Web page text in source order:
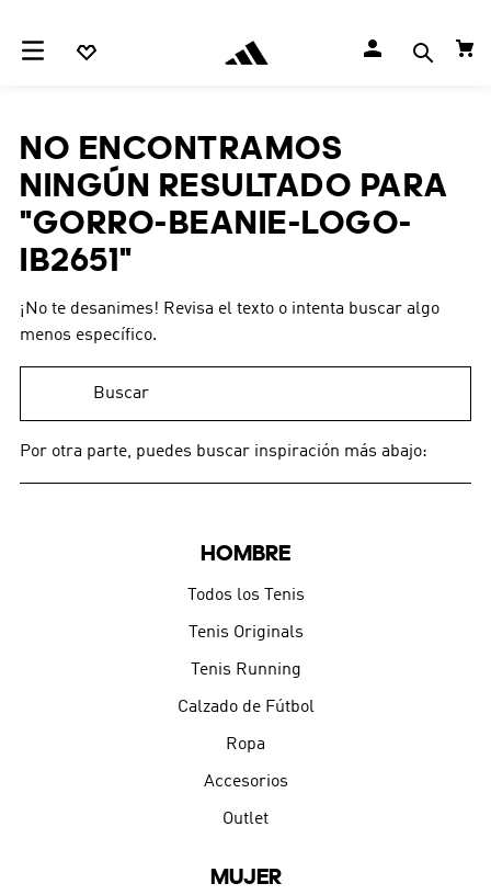
NO ENCONTRAMOS
NINGÚN RESULTADO PARA
"GORRO-BEANIE-LOGO-
IB2651"
¡No te desanimes! Revisa el texto o intenta buscar algo
menos específico.
Por otra parte, puedes buscar inspiración más abajo:
HOMBRE
Todos los Tenis
Tenis Originals
Tenis Running
Calzado de Fútbol
Ropa
Accesorios
Outlet
MUJER